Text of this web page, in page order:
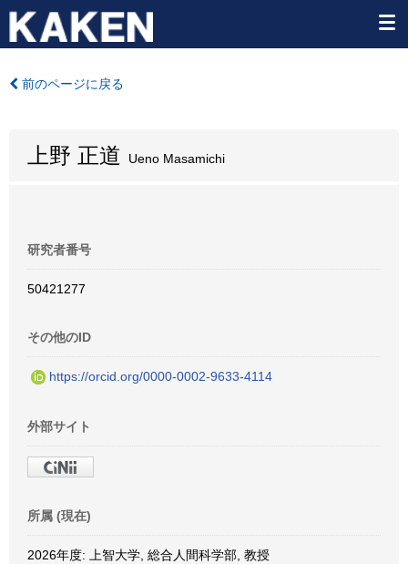
前のページに戻る
上野 正道 Ueno Masamichi
研究者番号
50421277
その他のID
https://orcid.org/0000-0002-9633-4114
外部サイト
所属 (現在)
2026年度: 上智大学, 総合人間科学部, 教授